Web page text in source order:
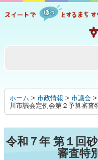
る
ホーム > 市政情報 > 市議会 >
川市議会定例会第２予算審査
令和７年 第１回
審査特